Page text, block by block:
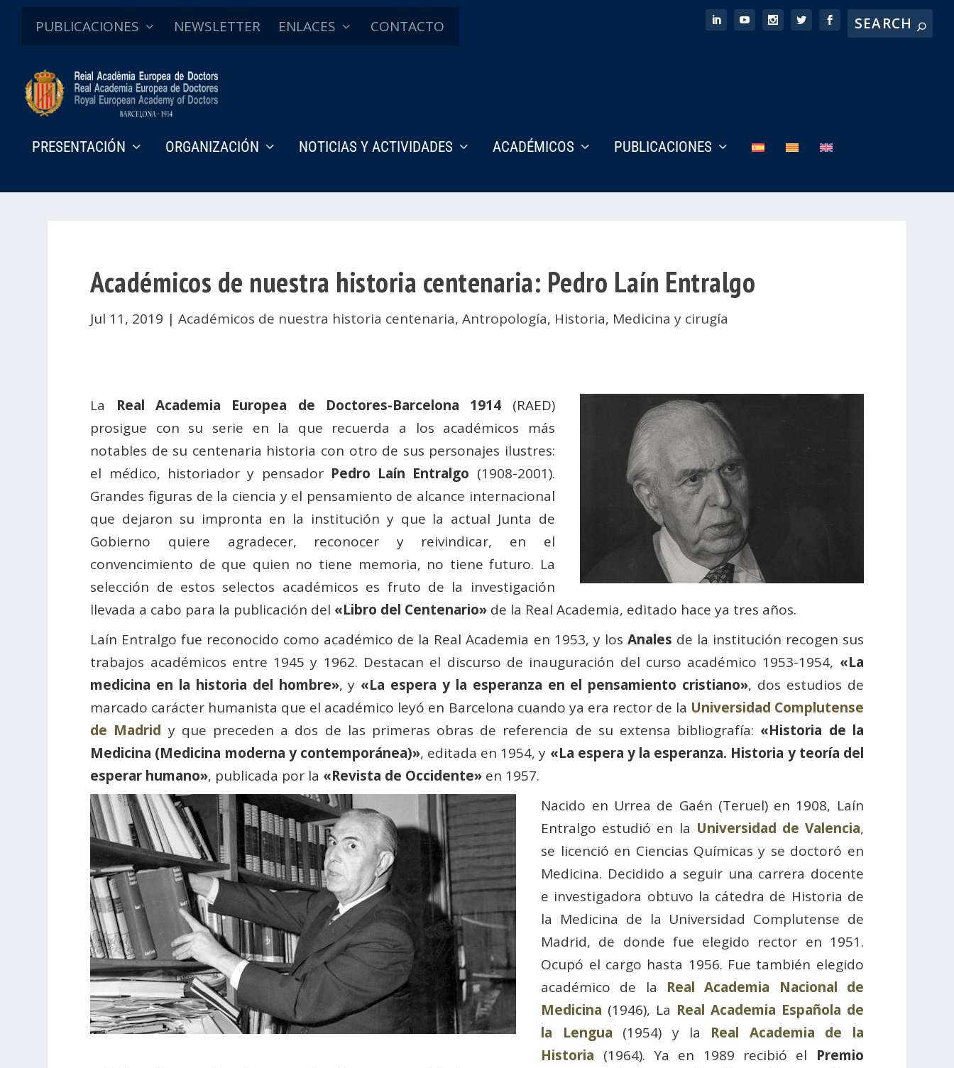
PUBLICACIONES NEWSLETTER ENLACES CONTACTO
PRESENTACIÓN ORGANIZACIÓN NOTICIAS Y ACTIVIDADES ACADÉMICOS PUBLICACIONES
Académicos de nuestra historia centenaria: Pedro Laín Entralgo
Jul 11, 2019 |Académicos de nuestra historia centenaria,Antropología, Historia, Medicina y cirugía
La Real Academia Europea de Doctores-Barcelona 1914 (RAED)
prosigue con su serie en la que recuerda a los académicos más
notables de su centenaria historia con otro de sus personajes ilustres:
el médico, historiador y pensador Pedro Laín Entralgo (1908-2001).
Grandes figuras de la ciencia y el pensamiento de alcance internacional
que dejaron su impronta en la institución y que la actual Junta de
Gobierno quiere agradecer, reconocer y reivindicar, en el
convencimiento de que quien no tiene memoria, no tiene futuro. La
selección de estos selectos académicos es fruto de la investigación
llevada a cabo para la publicación del «Libro del Centenario» de la Real Academia, editado hace ya tres años.
Laín Entralgo fue reconocido como académico de la Real Academia en 1953, y los Anales de la institución recogen sus
trabajos académicos entre 1945 y 1962. Destacan el discurso de inauguración del curso académico 1953-1954, «La
medicina en la historia del hombre», y «La espera y la esperanza en el pensamiento cristiano», dos estudios de
marcado carácter humanista que el académico leyó en Barcelona cuando ya era rector de la Universidad Complutense
de Madrid y que preceden a dos de las primeras obras de referencia de su extensa bibliografía: «Historia de la
Medicina (Medicina moderna y contemporánea)», editada en 1954, y «La espera y la esperanza. Historia y teoría del
esperar humano», publicada por la «Revista de Occidente» en 1957.
Nacido en Urrea de Gaén (Teruel) en 1908, Laín
Entralgo estudió en la Universidad de Valencia,
se licenció en Ciencias Químicas y se doctoró en
Medicina. Decidido a seguir una carrera docente
e investigadora obtuvo la cátedra de Historia de
la Medicina de la Universidad Complutense de
Madrid, de donde fue elegido rector en 1951.
Ocupó el cargo hasta 1956. Fue también elegido
académico de la Real Academia Nacional de
Medicina (1946), La Real Academia Española de
la Lengua (1954) y la Real Academia de la
Historia (1964). Ya en 1989 recibió el Premio